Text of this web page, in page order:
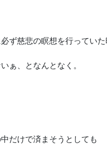
ず慈悲の瞑想を行っていた
ぁ、となんとなく。
だけで済まそうとしても